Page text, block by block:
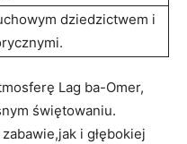
dziedzictwem i
Lag ba-Omer,
świętowaniu.
i głębokiej